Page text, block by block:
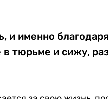
и именно
в тюрьме и сижу,